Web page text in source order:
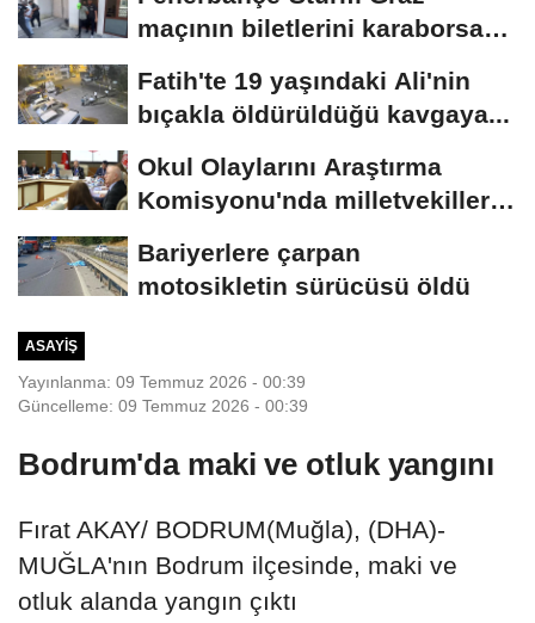
maçının biletlerini karaborsada
Fatih'te 19 yaşındaki Ali'nin
bıçakla öldürüldüğü kavgaya...
Okul Olaylarını Araştırma
Komisyonu'nda milletvekilleri
Bariyerlere çarpan
motosikletin sürücüsü öldü
ASAYIŞ
Yayınlanma: 09 Temmuz 2026 - 00:39
Güncelleme: 09 Temmuz 2026 - 00:39
Bodrum'da maki ve otluk yangını
Fırat AKAY/ BODRUM(Muğla), (DHA)-
MUĞLA'nın Bodrum ilçesinde, maki ve
otluk alanda yangın çıktı